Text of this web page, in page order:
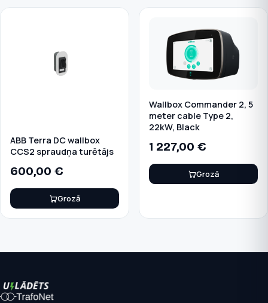
ABB Terra DC wallbox
CCS2 spraudņa turētājs
600,00 €
Grozā
Wallbox Commander 2, 5
meter cable Type 2,
22kW, Black
1 227,00 €
Grozā